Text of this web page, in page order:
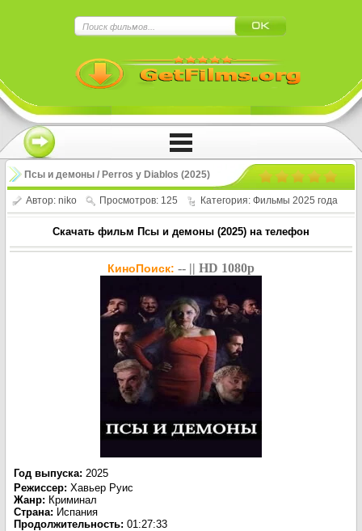
Псы и демоны / Perros y Diablos (2025)
Автор: niko Просмотров: 125 Категория: Фильмы 2025 года
Скачать фильм Псы и демоны (2025) на телефон
КиноПоиск: -- || HD 1080p
Год выпуска: 2025
Режиссер: Хавьер Руис
Жанр: Криминал
Страна: Испания
Продолжительность: 01:27:33
Нажмите на
!!!Если Вы с телефона сперва нажмите на
троеточие в правом верхнем углу!!!